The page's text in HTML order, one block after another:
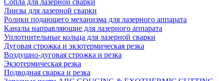
Сопла для лазерной сварки
Линзы для лазерной сварки
Ролики подающего механизма для лазерного аппарата
Каналы направляющие для лазерного аппарата
Уплотнительные кольца для лазерной сварки
Дуговая строжка и экзотермическая резка
Воздушно-дуговая строжка и резка
Экзотермическая резка
Подводная сварка и резка